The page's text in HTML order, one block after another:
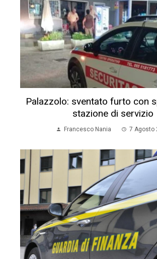
Palazzolo: sventato furto con
stazione di servizio
Francesco Nania 7 Agosto